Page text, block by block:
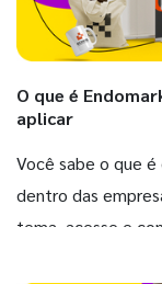
O que é
aplicar
Você sabe o que
dentro das
tema, acesse e